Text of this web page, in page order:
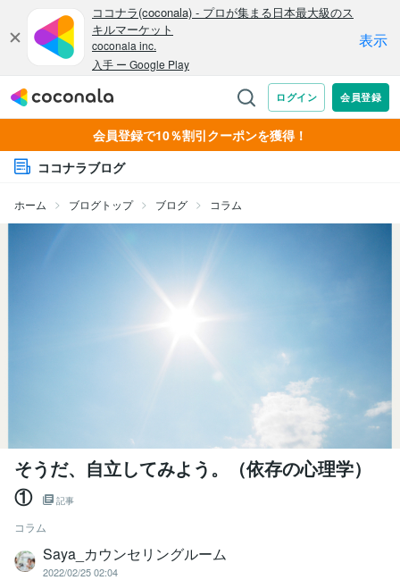
会員登録で10％割引クーポンを獲得！
ココナラブログ
ホーム ブログトップ ブログ コラム
そうだ、自立してみよう。（依存の心理学）
①
記事
コラム
Saya_カウンセリングルーム
2022/02/25 02:04